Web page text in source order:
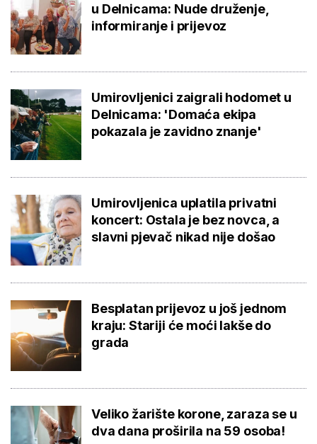
u Delnicama: Nude druženje,
informiranje i prijevoz
Umirovljenici zaigrali hodomet u
Delnicama: 'Domaća ekipa
pokazala je zavidno znanje'
Umirovljenica uplatila privatni
koncert: Ostala je bez novca, a
slavni pjevač nikad nije došao
Besplatan prijevoz u još jednom
kraju: Stariji će moći lakše do
grada
Veliko žarište korone, zaraza se u
dva dana proširila na 59 osoba!